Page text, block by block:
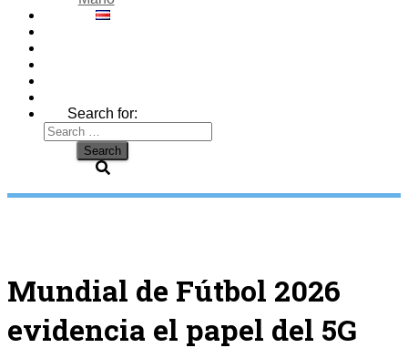
Search for:
Mundial de Fútbol 2026
evidencia el papel del 5G